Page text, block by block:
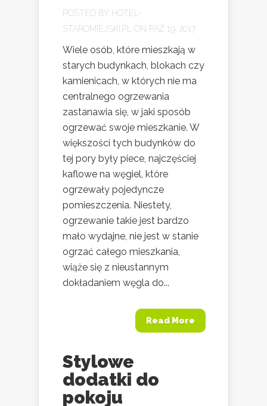
POSTED BY HOTEL-
STAROMIEJSKI.PL
ON PAŹ 19, 2017
Wiele osób, które mieszkają w
starych budynkach, blokach czy
kamienicach, w których nie ma
centralnego ogrzewania
zastanawia się, w jaki sposób
ogrzewać swoje mieszkanie. W
większości tych budynków do
tej pory były piece, najczęściej
kaflowe na węgiel, które
ogrzewały pojedyncze
pomieszczenia. Niestety,
ogrzewanie takie jest bardzo
mało wydajne, nie jest w stanie
ogrzać całego mieszkania,
wiąże się z nieustannym
dokładaniem węgla do...
Read More
Stylowe
dodatki do
pokoju